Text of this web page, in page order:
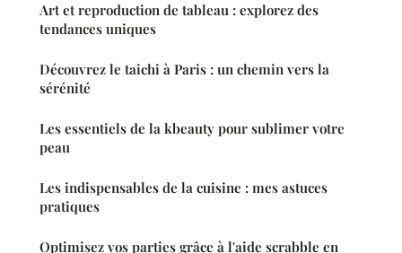
Art et reproduction de tableau : explorez des
tendances uniques
Découvrez le taichi à Paris : un chemin vers la
sérénité
Les essentiels de la kbeauty pour sublimer votre
peau
Les indispensables de la cuisine : mes astuces
pratiques
Optimisez vos parties grâce à l'aide scrabble en